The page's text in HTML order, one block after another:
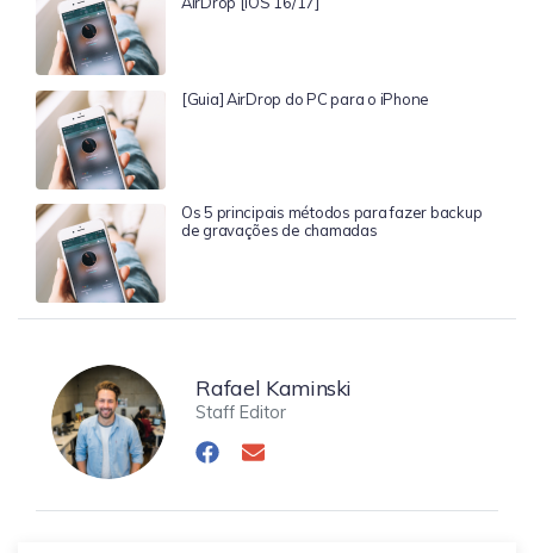
[Guia] AirDrop do PC para o iPhone
Os 5 principais métodos para fazer backup
de gravações de chamadas
Rafael Kaminski
Staff Editor